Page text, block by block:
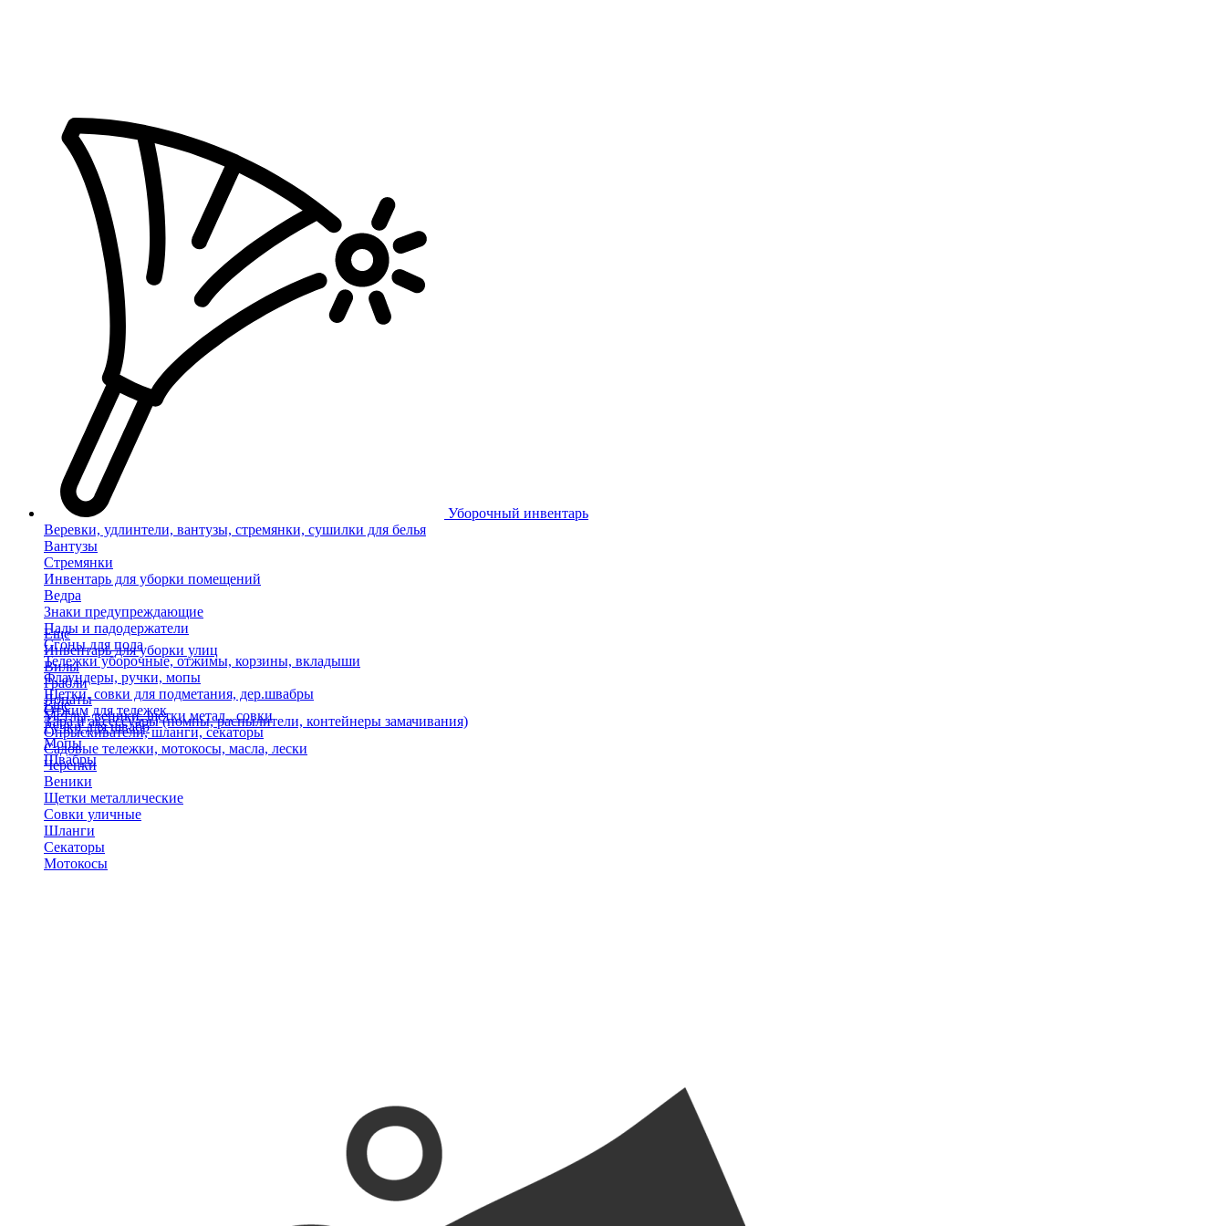
Уборочный инвентарь
Веревки, удлинтели, вантузы, стремянки, сушилки для белья
Вантузы
Стремянки
Инвентарь для уборки помещений
Ведра
Знаки предупреждающие
Пады и падодержатели
Сгоны для пола
Тележки уборочные, отжимы, корзины, вкладыши
Флаундеры, ручки, мопы
Щетки, совки для подметания, дер.швабры
Отжим для тележек
Ручки для швабр
Мопы
Швабры
Еще
Инвентарь для уборки улиц
Вилы
Грабли
Лопаты
Метлы, веники, щетки метал., совки
Опрыскиватели, шланги, секаторы
Садовые тележки, мотокосы, масла, лески
Черенки
Веники
Щетки металлические
Совки уличные
Шланги
Секаторы
Мотокосы
Еще
Тара и аксессуары (помпы, распылители, контейнеры замачивания)